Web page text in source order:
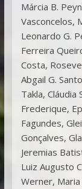
Márcia B.
Vasconcelos,
Leonardo G.
Ferreira
Costa,
Abgail G.
Takla, Cláudia
Frederique,
Fagundes,
Gonçalves,
Jeremias
Luiz Augusto
Werner,